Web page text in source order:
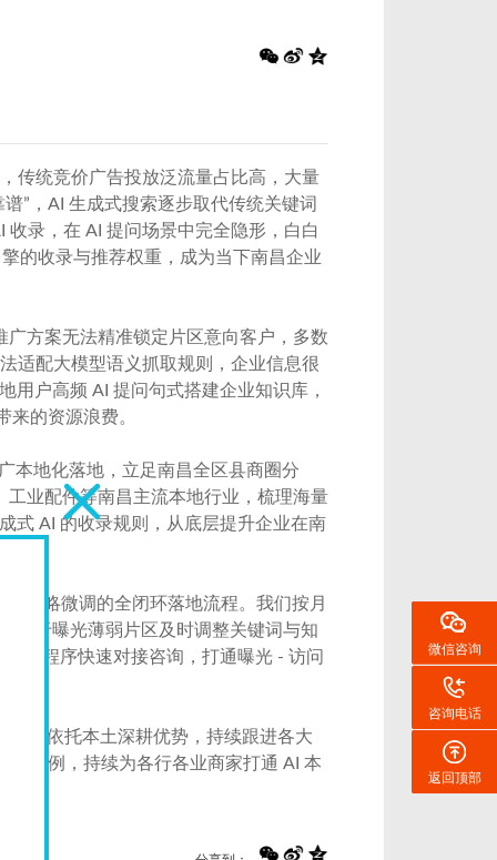
传统竞价广告投放泛流量占比高，大量
”，AI 生成式搜索逐步取代传统关键词
录，在 AI 提问场景中完全隐形，白白
的收录与推荐权重，成为当下南昌企业
方案无法精准锁定片区意向客户，多数
适配大模型语义抓取规则，企业信息很
用户高频 AI 提问句式搭建企业知识库，
的资源浪费。
本地化落地，立足南昌全区县商圈分
业配件等南昌主流本地行业，梳理海量
式 AI 的收录规则，从底层提升企业在南
策略微调的全闭环落地流程。我们按月
对于曝光薄弱片区及时调整关键词与知
小程序快速对接咨询，打通曝光 - 访问
依托本土深耕优势，持续跟进各大
地案例，持续为各行各业商家打通 AI 本
微信咨询
咨询电话
返回顶部